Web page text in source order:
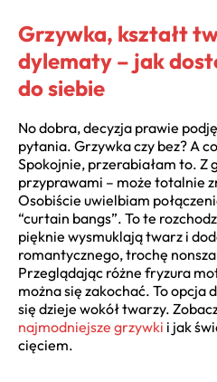
Grzywka, kształt
dylematy – jak
do siebie
No dobra, decyzja prawie
pytania. Grzywka czy bez? A
Spokojnie, przerabiałam to. Z
przyprawami – może totalnie
Osobiście uwielbiam
“curtain bangs”. To te
pięknie wysmuklają twarz i
romantycznego, trochę
Przeglądając różne fryzura
można się zakochać. To opcja
się dzieje wokół twarzy.
najmodniejsze grzywki i jak
cięciem.